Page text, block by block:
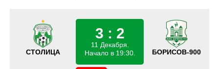
СТОЛИЦА
3 : 2
11 Декабря.
Начало в 19:30.
БОРИСОВ-900